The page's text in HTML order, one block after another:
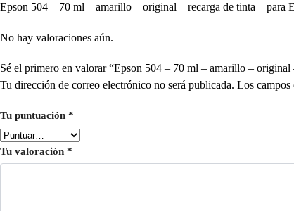
Epson 504 – 70 ml – amarillo – original – recarga de tinta –
No hay valoraciones aún.
Sé el primero en valorar “Epson 504 – 70 ml – amarillo –
Tu dirección de correo electrónico no será publicada. Los campos
Tu puntuación *
Tu valoración *